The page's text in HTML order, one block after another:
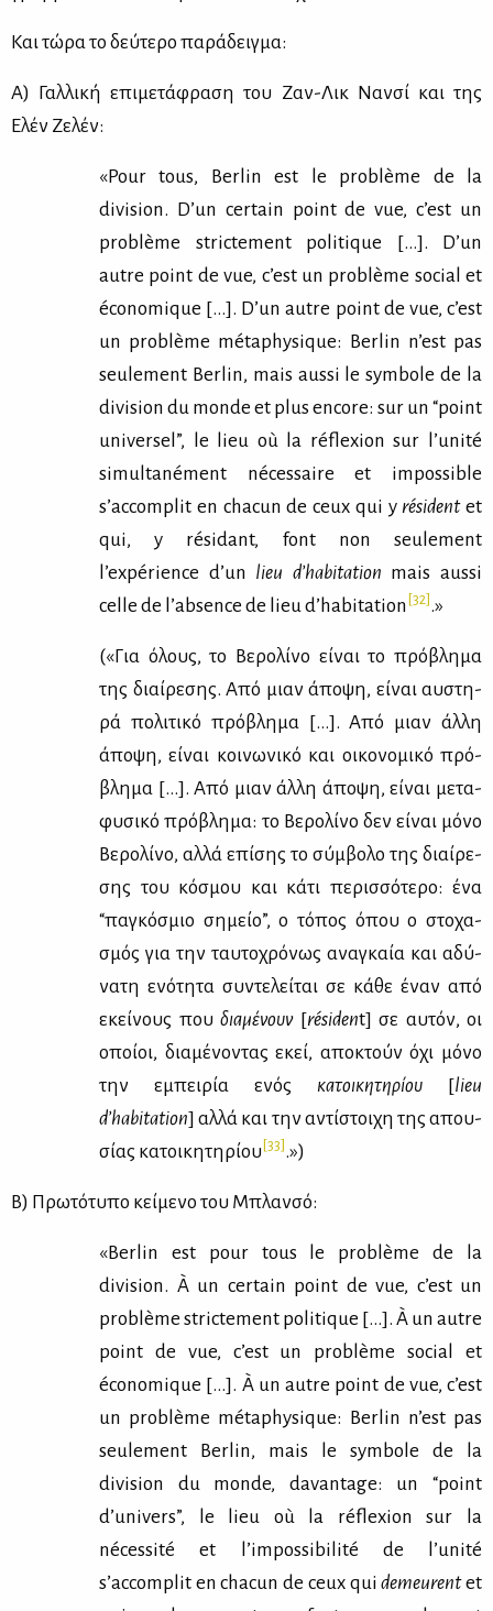
Και τώ­ρα το δεύ­τε­ρο πα­ρά­δειγ­μα:
Α) Γαλ­λι­κή επι­με­τά­φρα­ση του Zαν-Λικ Nαν­σί και της
Eλέν Zε­λέν:
«Pour tous, Berlin est le problème de la
division. D’un certain point de vue, c’est un
problème strictement politique […]. D’un
autre point de vue, c’est un problème social et
économique […]. D’un autre point de vue, c’est
un problème métaphysique: Berlin n’est pas
seulement Berlin, mais aussi le symbole de la
division du monde et plus encore: sur un “point
universel”, le lieu où la réflexion sur l’unité
simultanément nécessaire et impossible
s’accomplit en chacun de ceux qui y résidentet
qui, y résidant, font non seulement
l’expérience d’un lieu d’habitation mais aussi
celle de l’absence de lieu d’habitation[32].»
(«Για όλους, το Bε­ρο­λί­νο εί­ναι το πρό­βλη­μα
της διαί­ρε­σης. Aπό μιαν άπο­ψη, εί­ναι αυ­στη­
ρά πο­λι­τι­κό πρό­βλη­μα […]. Aπό μιαν άλ­λη
άπο­ψη, εί­ναι κοι­νω­νι­κό και οι­κο­νο­μι­κό πρό­
βλη­μα […]. Aπό μιαν άλ­λη άπο­ψη, εί­ναι με­τα­
φυ­σι­κό πρό­βλη­μα: το Bε­ρο­λί­νο δεν εί­ναι μό­νο
Bε­ρο­λί­νο, αλ­λά επί­σης το σύμ­βο­λο της διαί­ρε­
σης του κό­σμου και κά­τι πε­ρισ­σό­τε­ρο: ένα
“πα­γκό­σμιο ση­μείο”, ο τό­πος όπου ο στο­χα­
σμός για την ταυ­το­χρό­νως ανα­γκαία και αδύ­
να­τη ενό­τη­τα συ­ντε­λεί­ται σε κά­θε έναν από
εκεί­νους που δια­μέ­νουν[résident] σε αυ­τόν, οι
οποί­οι, δια­μέ­νο­ντας εκεί, απο­κτούν όχι μό­νο
την εμπει­ρία ενός κα­τοι­κη­τη­ρί­ου [lieu
d’habitation] αλ­λά και την αντί­στοι­χη της απου­
σί­ας κα­τοι­κη­τη­ρί­ου[33].»)
B) Πρω­τό­τυ­πο κεί­με­νο του Mπλαν­σό:
«Berlin est pour tous le problème de la
division. À un certain point de vue, c’est un
problème strictement politique […]. À un autre
point de vue, c’est un problème social et
économique […]. À un autre point de vue, c’est
un problème métaphysique: Berlin n’est pas
seulement Berlin, mais le symbole de la
division du monde, davantage: un “point
d’univers”, le lieu où la réflexion sur la
nécessité et l’impossibilité de l’unité
s’accomplit en chacun de ceux quidemeurentet